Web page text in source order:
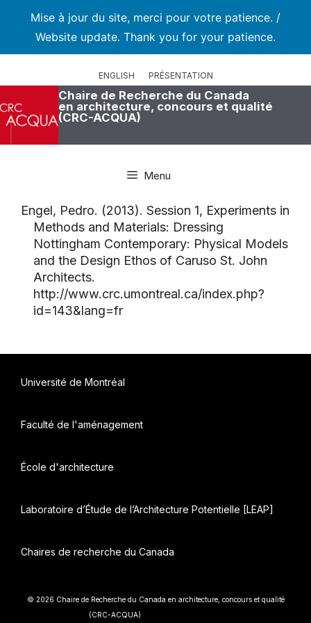
Mise à jour du site, merci pour votre patience. /
Website update. Thank you for your patience.
ENGLISH PRÉSENTATION
Chaire de Recherche du Canada
en architecture, concours et qualité
(CRC-ACQUA)
Menu
Engel, Pedro. (2013). Session 1, Experiments in
Methods and Materials: Dressing
Nottingham Contemporary: Physical Models
and the Design Ethos of Caruso St. John
Architects.
http://www.crc.umontreal.ca/index.php?
id=143&lang=fr
Université de Montréal
Faculté de l'aménagement
École d'architecture
Laboratoire d’Étude de l’Architecture Potentielle [LEAP]
Chaires de recherche du Canada
© 2026 Chaire de Recherche du Canada en architecture, concours et qualité
(CRC-ACQUA)